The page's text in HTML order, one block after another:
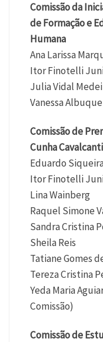
Comissão da
de Formação e
Humana
Ana Larissa
Itor Finotelli
Julia Vidal
Vanessa
Comissão de
Cunha
Eduardo
Itor Finotelli
Lina Wainberg
Raquel Simone
Sandra Cristina
Sheila Reis
Tatiane Gomes
Tereza Cristina
Yeda Maria
Comissão)
Comissão de